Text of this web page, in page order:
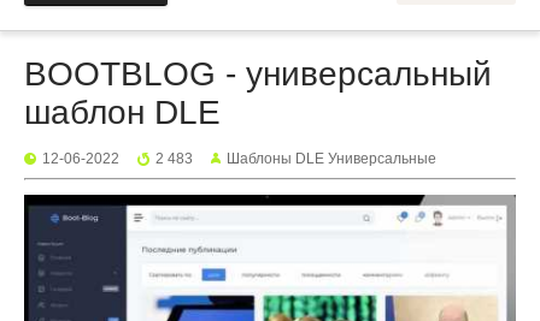
BOOTBLOG - универсальный
шаблон DLE
12-06-2022 2 483 Шаблоны DLE Универсальные